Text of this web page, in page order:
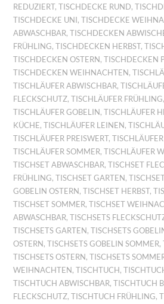
REDUZIERT,TISCHDECKE RUND,
TISCHDECKE UNI,TISCHDECKE
ABWASCHBAR,TISCHDECKEN
FRÜHLING,TISCHDECKEN HERBST,
TISCHDECKEN OSTERN,TISCHDECKEN
TISCHDECKEN WEIHNACHTEN,
TISCHLÄUFER ABWISCHBAR,
FLECKSCHUTZ,TISCHLÄUFER FRÜHLING
TISCHLÄUFER GOBELIN,TISCHLÄUFER
KÜCHE,TISCHLÄUFER LEINEN,
TISCHLÄUFER PREISWERT,
TISCHLÄUFER SOMMER,TISCHLÄUFER
TISCHSET ABWASCHBAR,TISCHSET
FRÜHLING,TISCHSET GARTEN,
GOBELIN OSTERN,TISCHSET HERBST,
TISCHSET SOMMER,TISCHSET
ABWASCHBAR,TISCHSETS
TISCHSETS GARTEN,TISCHSETS
OSTERN,TISCHSETS GOBELIN SOMMER,
TISCHSETS OSTERN,TISCHSETS
WEIHNACHTEN,TISCHTUCH,
TISCHTUCH ABWISCHBAR,TISCHTUCH
FLECKSCHUTZ,TISCHTUCH FRÜHLING,